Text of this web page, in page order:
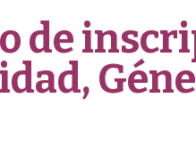
de